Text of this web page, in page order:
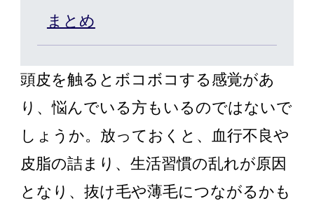
料金プラン
スヴェンソンのこだわり
Q&A WEBカタログ
まとめ
頭皮を触るとボコボコする感覚があ
り、悩んでいる方もいるのではないで
しょうか。放っておくと、血行不良や
皮脂の詰まり、生活習慣の乱れが原因
となり、抜け毛や薄毛につながるかも